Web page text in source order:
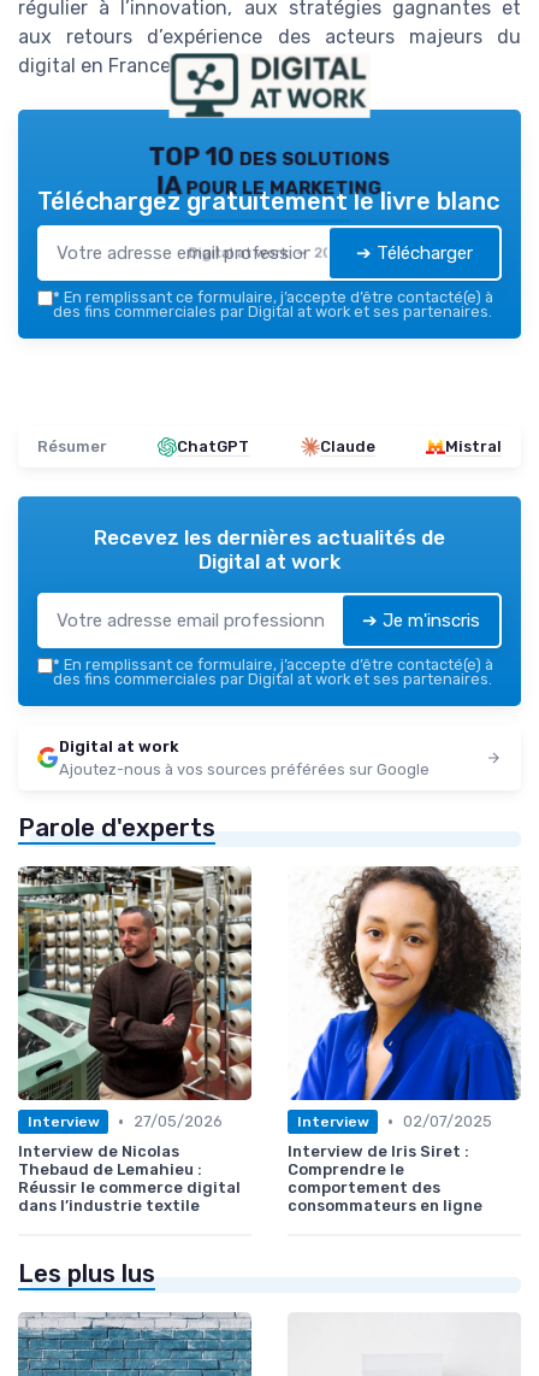
régulier à l’innovation, aux stratégies gagnantes et
aux retours d’expérience des acteurs majeurs du
digital en France.
TOP 10 des solutions
IA pour le marketing
Digital at work — 2026
Téléchargez gratuitement le livre blanc
➔ Télécharger
* En remplissant ce formulaire, j’accepte d’être contacté(e) à
des fins commerciales par Digital at work et ses partenaires.
Résumer ChatGPT Claude Mistral
Recevez les dernières actualités de
Digital at work
➔ Je m'inscris
* En remplissant ce formulaire, j’accepte d’être contacté(e) à
des fins commerciales par Digital at work et ses partenaires.
Digital at work
Ajoutez-nous à vos sources préférées sur Google
Parole d'experts
Interview •
27/05/2026
Interview de Nicolas
Thebaud de Lemahieu :
Réussir le commerce digital
dans l’industrie textile
Interview • 02/07/2025
Interview de Iris Siret :
Comprendre le
comportement des
consommateurs en ligne
Les plus lus